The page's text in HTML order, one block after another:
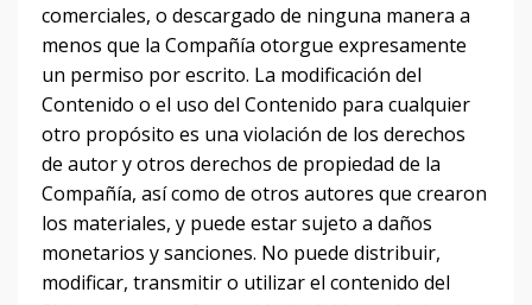
comerciales, o descargado de ninguna manera a
menos que la Compañía otorgue expresamente
un permiso por escrito. La modificación del
Contenido o el uso del Contenido para cualquier
otro propósito es una violación de los derechos
de autor y otros derechos de propiedad de la
Compañía, así como de otros autores que crearon
los materiales, y puede estar sujeto a daños
monetarios y sanciones. No puede distribuir,
modificar, transmitir o utilizar el contenido del